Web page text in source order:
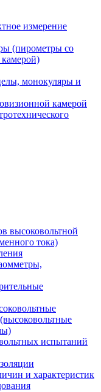
измерение
(пирометры со
монокуляры и
камерой
высоковольтной
тока)
испытаний
и характеристик